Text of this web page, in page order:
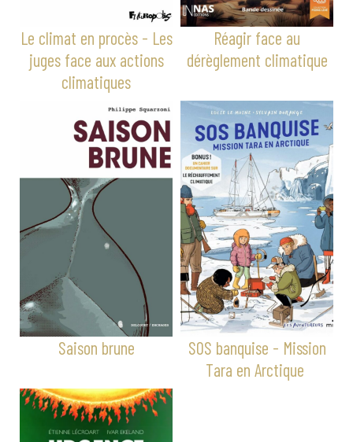
Le climat en procès - Les
juges face aux actions
climatiques
Réagir face au
dérèglement climatique
Saison brune
SOS banquise - Mission
Tara en Arctique